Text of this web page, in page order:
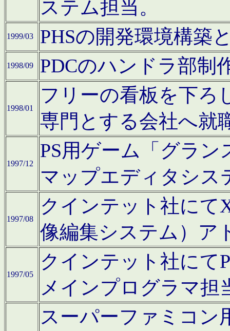
ステム担当。
1999/03 PHSの開発環境構築
1998/09 PDCのハンドラ部制
1998/01
フリーの看板を下ろ
専門とする会社へ就
1997/12
PS用ゲーム「グラン
マップエディタシス
1997/08
クインテット社にて
像編集システム）ア
1997/05
クインテット社にて
メインプログラマ担
スーパーファミコン